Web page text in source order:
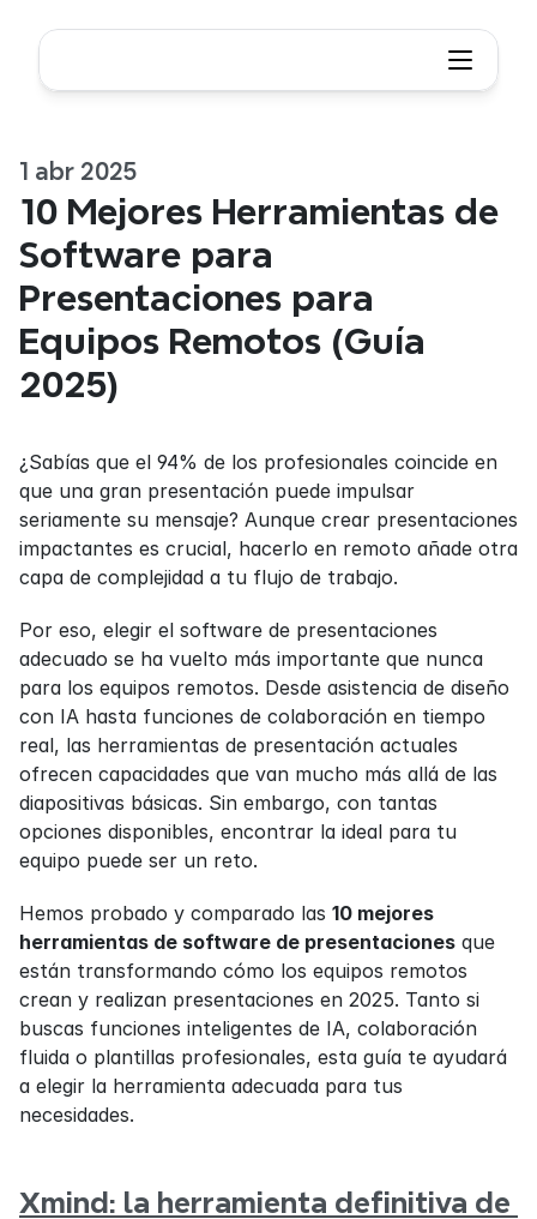
1 abr 2025
10 Mejores Herramientas de
Software para
Presentaciones para
Equipos Remotos (Guía
2025)
¿Sabías que el 94% de los profesionales coincide en
que una gran presentación puede impulsar
seriamente su mensaje? Aunque crear presentaciones
impactantes es crucial, hacerlo en remoto añade otra
capa de complejidad a tu flujo de trabajo.
Por eso, elegir el software de presentaciones
adecuado se ha vuelto más importante que nunca
para los equipos remotos. Desde asistencia de diseño
con IA hasta funciones de colaboración en tiempo
real, las herramientas de presentación actuales
ofrecen capacidades que van mucho más allá de las
diapositivas básicas. Sin embargo, con tantas
opciones disponibles, encontrar la ideal para tu
equipo puede ser un reto.
Hemos probado y comparado las 10 mejores
herramientas de software de presentaciones que
están transformando cómo los equipos remotos
crean y realizan presentaciones en 2025. Tanto si
buscas funciones inteligentes de IA, colaboración
fluida o plantillas profesionales, esta guía te ayudará
a elegir la herramienta adecuada para tus
necesidades.
Xmind: la herramienta definitiva de